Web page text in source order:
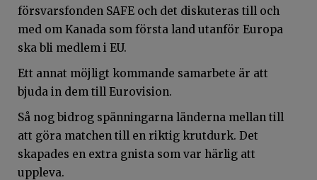
försvarsfonden SAFE och det diskuteras till och
med om Kanada som första land utanför Europa
ska bli medlem i EU.
Ett annat möjligt kommande samarbete är att
bjuda in dem till Eurovision.
Så nog bidrog spänningarna länderna mellan till
att göra matchen till en riktig krutdurk. Det
skapades en extra gnista som var härlig att
uppleva.